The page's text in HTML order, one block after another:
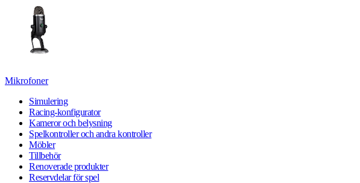
Mikrofoner
Simulering
Racing-konfigurator
Kameror och belysning
Spelkontroller och andra kontroller
Möbler
Tillbehör
Renoverade produkter
Reservdelar för spel